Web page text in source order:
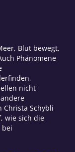
Blut bewegt,
Phänomene
nicht
Christa Schybli
wie sich die
bei